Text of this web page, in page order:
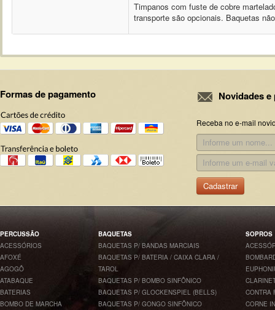
Timpanos com fuste de cobre
transporte são opcionais. Baquetas
Formas de pagamento Novidades
Receba no e-mail
Cadastrar
PERCUSSÃO
ACESSÓRIOS
AFOXÉ
AGOGÔ
ATABAQUE
BATERIAS
BOMBO DE MARCHA
BAQUETAS
BAQUETAS P/ BANDAS MARCIAIS
BAQUETAS P/ BATERIA / CAIXA CLARA /
TAROL
BAQUETAS P/ BOMBO SINFÔNICO
BAQUETAS P/ GLOCKENSPIEL (BELLS)
BAQUETAS P/ GONGO SINFÔNICO
SOPROS
CONTRA
CORNE